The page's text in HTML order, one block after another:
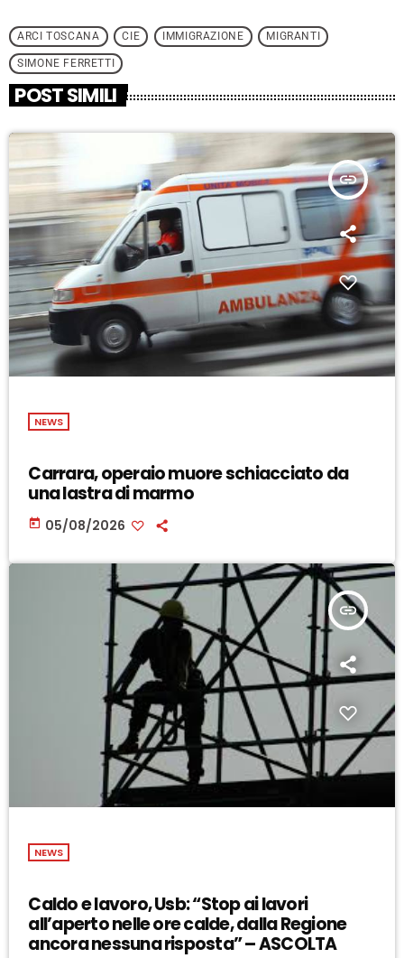
ARCI TOSCANA CIE IMMIGRAZIONE MIGRANTI
SIMONE FERRETTI
POST SIMILI
insert_link
NEWS
Carrara, operaio muore schiacciato da
una lastra di marmo
today 05/08/2026
insert_link
NEWS
Caldo e lavoro, Usb: “Stop ai lavori
all’aperto nelle ore calde, dalla Regione
ancora nessuna risposta” – ASCOLTA